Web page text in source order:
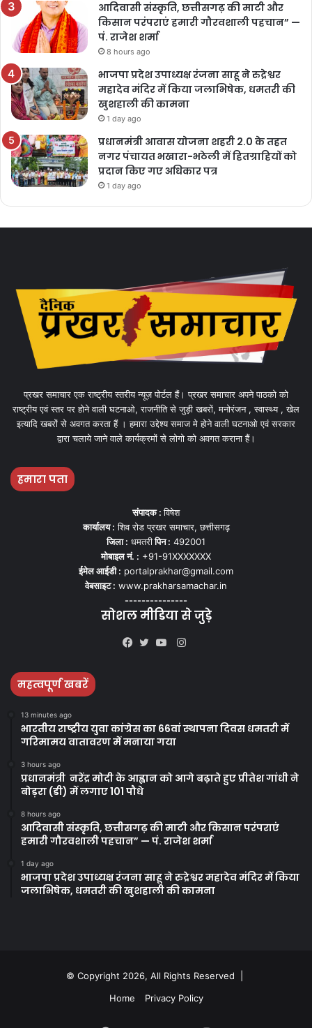
आदिवासी संस्कृति, छत्तीसगढ़ की माटी और
किसान परंपराएं हमारी गौरवशाली पहचान” —
पं. राजेश शर्मा
8 hours ago
भाजपा प्रदेश उपाध्यक्ष रंजना साहू ने रुद्रेश्वर
महादेव मंदिर में किया जलाभिषेक, धमतरी की
खुशहाली की कामना
1 day ago
प्रधानमंत्री आवास योजना शहरी 2.0 के तहत
नगर पंचायत भखारा-भठेली में हितग्राहियों को
प्रदान किए गए अधिकार पत्र
1 day ago
प्रखर समाचार एक राष्ट्रीय स्तरीय न्यूज़ पोर्टल हैं। प्रखर समाचार अपने पाठको को
राष्ट्रीय एवं स्तर पर होने वाली घटनाओ, राजनीति से जुड़ी खबरों, मनोरंजन , स्वास्थ्य , खेल
इत्यादि खबरों से अवगत करता हैं । हमारा उद्देश्य समाज मे होने वाली घटनाओ एवं सरकार
द्वारा चलाये जाने वाले कार्यक्रमों से लोगो को अवगत कराना हैं।
हमारा पता
संपादक :विषेश
कार्यालय : शिव रोड प्रखर समाचार, छत्तीसगढ़
जिला : धमतरीपिन : 492001
मोबाइल नं. : +91-91XXXXXXX
ईमेल आईडी : portalprakhar@gmail.com
वेबसाइट : www.prakharsamachar.in
---------------
सोशल मीडिया से जुड़े
Instagram
महत्वपूर्ण खबरें
13 minutes ago
भारतीय राष्ट्रीय युवा कांग्रेस का 66वां स्थापना दिवस धमतरी में
गरिमामय वातावरण में मनाया गया
3 hours ago
प्रधानमंत्री नरेंद्र मोदी के आह्वान को आगे बढ़ाते हुए प्रीतेश गांधी ने
बोड़रा (डी) में लगाए 101 पौधे
8 hours ago
आदिवासी संस्कृति, छत्तीसगढ़ की माटी और किसान परंपराएं
हमारी गौरवशाली पहचान” — पं. राजेश शर्मा
1 day ago
भाजपा प्रदेश उपाध्यक्ष रंजना साहू ने रुद्रेश्वर महादेव मंदिर में किया
जलाभिषेक, धमतरी की खुशहाली की कामना
© Copyright 2026, All Rights Reserved |
Home
Privacy Policy